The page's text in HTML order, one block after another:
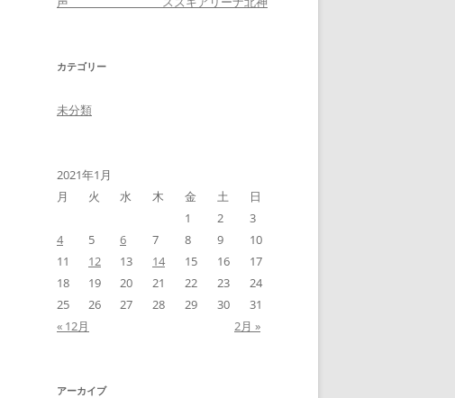
カテゴリー
未分類
2021年1月
月
火 水 木 金 土
日
1
2
3
4
5 6 7 8 9
10
11
12 13 14 15 16
17
18
19 20 21 22 23
24
25
26 27 28 29 30
31
« 12月
2月 »
アーカイブ